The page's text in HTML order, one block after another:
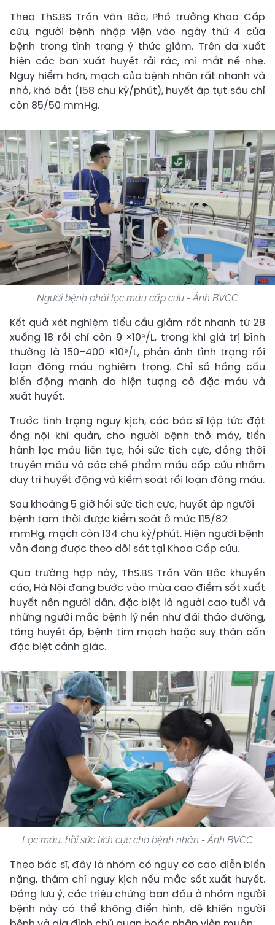
Theo ThS.BS Trần Văn Bắc, Phó trưởng Khoa Cấp
cứu, người bệnh nhập viện vào ngày thứ 4 của
bệnh trong tình trạng ý thức giảm. Trên da xuất
hiện các ban xuất huyết rải rác, mi mắt nề nhẹ.
Nguy hiểm hơn, mạch của bệnh nhân rất nhanh và
nhỏ, khó bắt (158 chu kỳ/phút), huyết áp tụt sâu chỉ
còn 85/50 mmHg.
Người bệnh phải lọc máu cấp cứu - Ảnh BVCC
Kết quả xét nghiệm tiểu cầu giảm rất nhanh từ 28
xuống 18 rồi chỉ còn 9 ×10⁹/L, trong khi giá trị bình
thường là 150–400 ×10⁹/L, phản ánh tình trạng rối
loạn đông máu nghiêm trọng. Chỉ số hồng cầu
biến động mạnh do hiện tượng cô đặc máu và
xuất huyết.
Trước tình trạng nguy kịch, các bác sĩ lập tức đặt
ống nội khí quản, cho người bệnh thở máy, tiến
hành lọc máu liên tục, hồi sức tích cực, đồng thời
truyền máu và các chế phẩm máu cấp cứu nhằm
duy trì huyết động và kiểm soát rối loạn đông máu.
Sau khoảng 5 giờ hồi sức tích cực, huyết áp người
bệnh tạm thời được kiểm soát ở mức 115/82
mmHg, mạch còn 134 chu kỳ/phút. Hiện người bệnh
vẫn đang được theo dõi sát tại Khoa Cấp cứu.
Qua trường hợp này, ThS.BS Trần Văn Bắc khuyến
cáo, Hà Nội đang bước vào mùa cao điểm sốt xuất
huyết nên người dân, đặc biệt là người cao tuổi và
những người mắc bệnh lý nền như đái tháo đường,
tăng huyết áp, bệnh tim mạch hoặc suy thận cần
đặc biệt cảnh giác.
Lọc máu, hồi sức tích cực cho bệnh nhân - Ảnh BVCC
Theo bác sĩ, đây là nhóm có nguy cơ cao diễn biến
nặng, thậm chí nguy kịch nếu mắc sốt xuất huyết.
Đáng lưu ý, các triệu chứng ban đầu ở nhóm người
bệnh này có thể không điển hình, dễ khiến người